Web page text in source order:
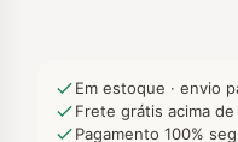
Em estoque · envio
Frete grátis acima de
Pagamento 100%